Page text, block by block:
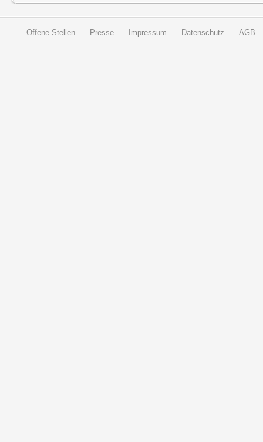
Offene Stellen Presse Impressum Datenschutz AGB